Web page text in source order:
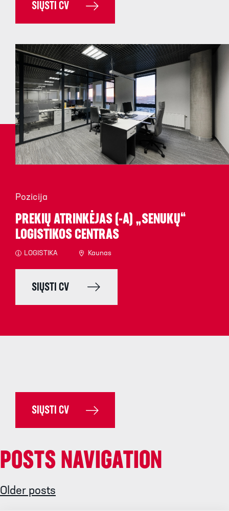
SIŲSTI CV
Pozicija
PREKIŲ ATRINKĖJAS (-A) „SENUKŲ“
LOGISTIKOS CENTRAS
LOGISTIKA Kaunas
SIŲSTI CV
SIŲSTI CV
POSTS NAVIGATION
Older posts